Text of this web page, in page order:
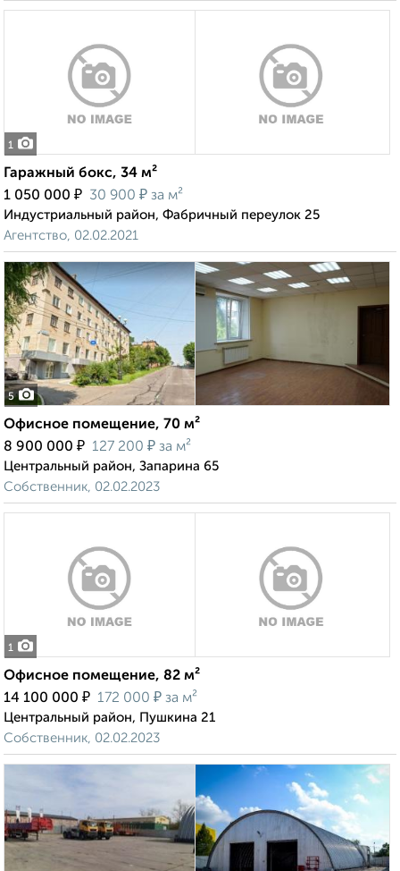
1
Гаражный бокс, 34 м²
1 050 000 ₽ 30 900 ₽ за м²
Индустриальный район, Фабричный переулок 25
Агентство, 02.02.2021
5
Офисное помещение, 70 м²
8 900 000 ₽ 127 200 ₽ за м²
Центральный район, Запарина 65
Собственник, 02.02.2023
1
Офисное помещение, 82 м²
14 100 000 ₽ 172 000 ₽ за м²
Центральный район, Пушкина 21
Собственник, 02.02.2023